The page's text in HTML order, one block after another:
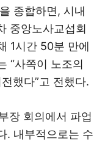
종합하면, 시내
중앙노사교섭회
1시간 50분 만에
“사쪽이 노조의
했다”고 전했다.
장 회의에서 파업
. 내부적으로는 수